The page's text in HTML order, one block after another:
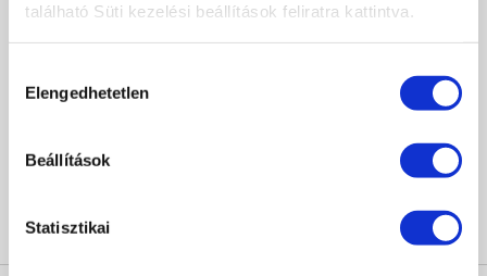
található Süti kezelési beállítások feliratra kattintva.
kiválasztása
Elengedhetetlen
Beállítások
Statisztikai
ugyfelszolgalat@crystalnails.hu